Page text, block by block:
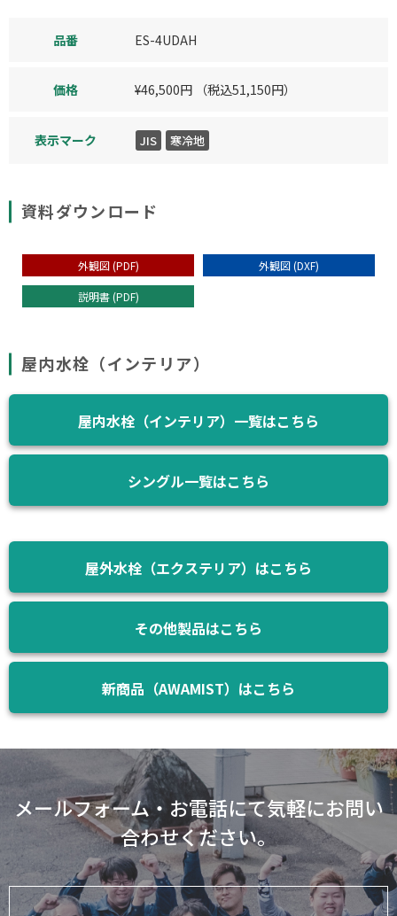
品番 ES-4UDAH
価格 ¥46,500円 （税込51,150円）
表示マーク JIS 寒冷地
資料ダウンロード
外観図 (PDF) 外観図 (DXF)
説明書 (PDF)
屋内水栓（インテリア）
屋内水栓（インテリア）一覧はこちら
シングル一覧はこちら
屋外水栓（エクステリア）はこちら
その他製品はこちら
新商品（AWAMIST）はこちら
メールフォーム・お電話にて気軽にお問い
合わせください。